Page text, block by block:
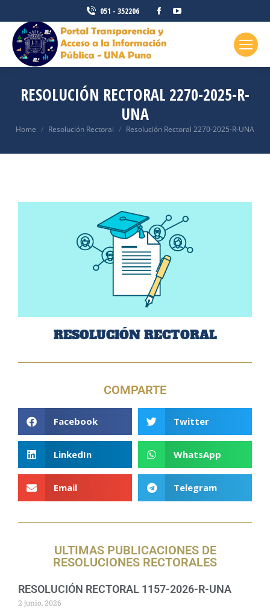
051 - 352206
RESOLUCIÓN RECTORAL 2270-2025-R-
UNA
You are here:
Home Resolución Rectoral Resolución Rectoral 2270-2025-R-UNA
RESOLUCIÓN RECTORAL
COMPARTE
Facebook Twitter
LinkedIn WhatsApp
Email Telegram
ULTIMAS PUBLICACIONES DE
RESOLUCIONES RECTORALES
RESOLUCIÓN RECTORAL 1157-2026-R-UNA
2 junio, 2026